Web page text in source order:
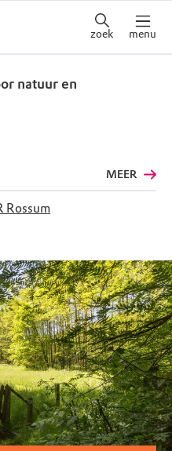
zoek menu
natuur en
MEER
Rossum